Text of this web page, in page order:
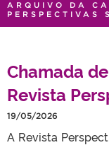
CONCURSOS
OUVIDORIA
PORTARIAS
ARQUIVO DA
PERSPECTIVAS
Chamada
Revista
19/05/2026
A Revista